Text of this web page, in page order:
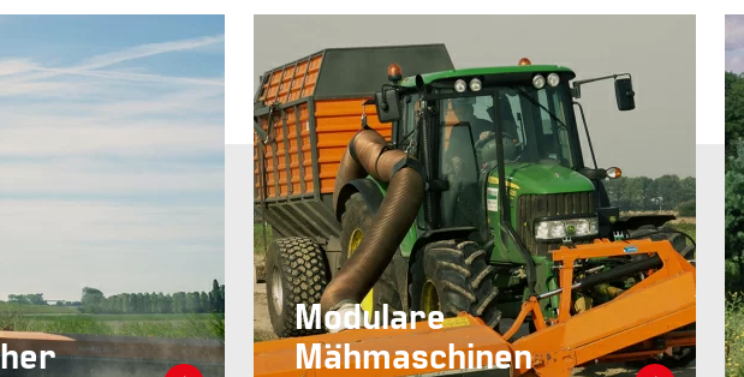
Modulare
Mähmaschinen